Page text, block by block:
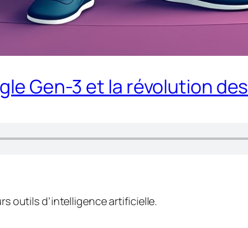
Gen-3 et la révolution
outils d’intelligence artificielle.